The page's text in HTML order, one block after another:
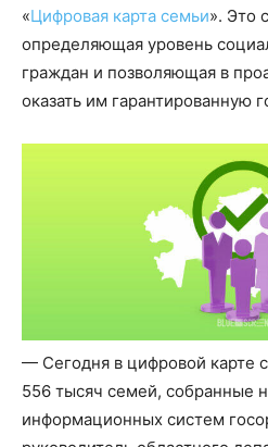
«Цифровая карта семьи». Это
определяющая уровень
граждан и позволяющая в
оказать им гарантированную
— Сегодня в цифровой карте
556 тысяч семей, собранные
информационных систем